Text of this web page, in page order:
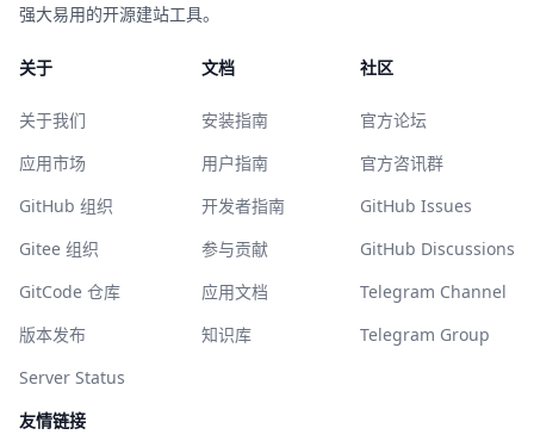
强大易用的开源建站工具。
关于
关于我们
应用市场
GitHub 组织
Gitee 组织
GitCode 仓库
版本发布
Server Status
文档
安装指南
用户指南
开发者指南
参与贡献
应用文档
知识库
社区
官方论坛
官方咨讯群
GitHub Issues
GitHub Discussions
Telegram Channel
Telegram Group
友情链接